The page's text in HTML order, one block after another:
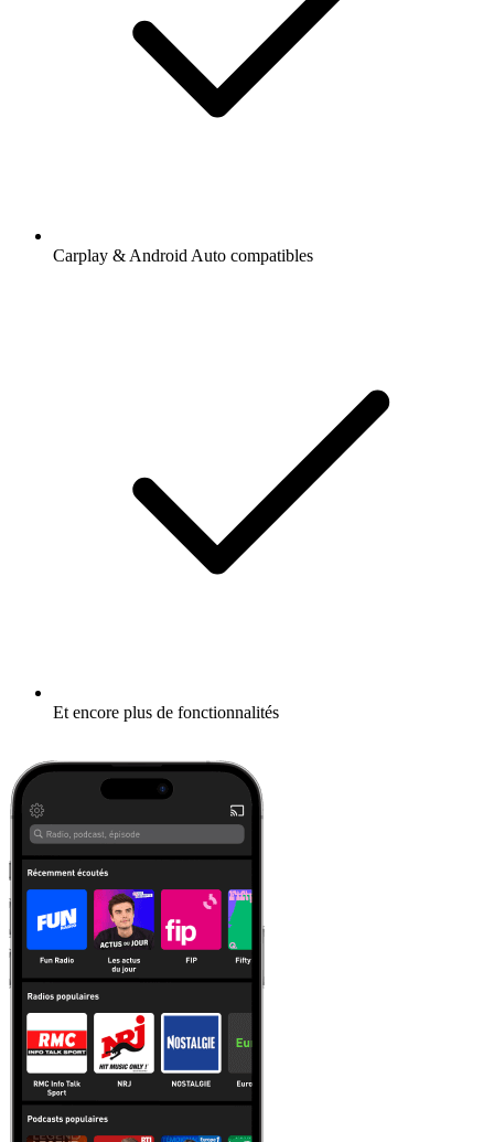
Carplay & Android Auto compatibles
Et encore plus de fonctionnalités